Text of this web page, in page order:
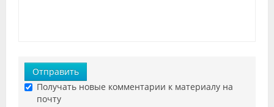
Отправить
Получать новые комментарии к материалу на
почту